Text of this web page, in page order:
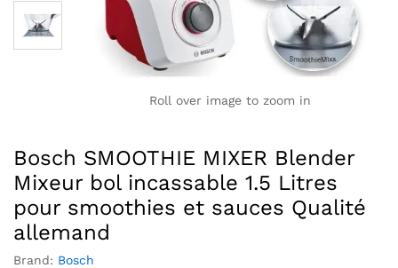
Roll over image to zoom in
Bosch SMOOTHIE MIXER Blender
Mixeur bol incassable 1.5 Litres
pour smoothies et sauces Qualité
allemand
Brand: Bosch